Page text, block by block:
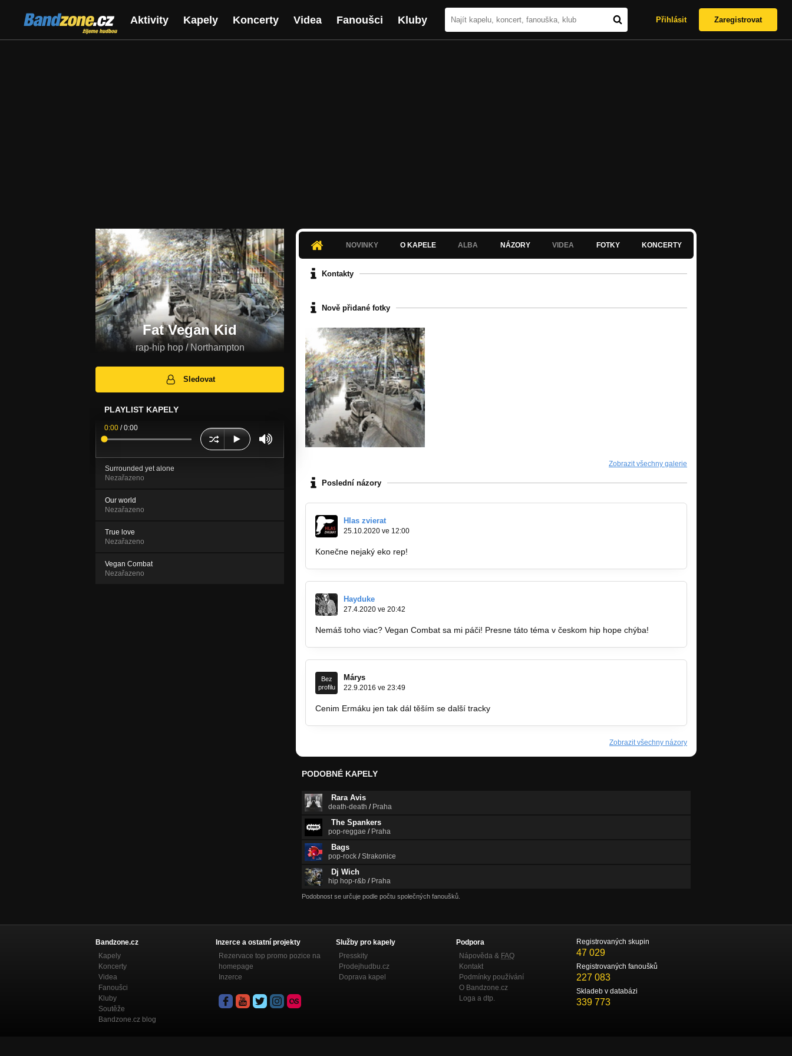
Bandzone.cz
žijeme hudbou
Aktivity Kapely Koncerty Videa Fanoušci Kluby Přihlásit Zaregistrovat
Fat Vegan Kid
rap-hip hop / Northampton
Sledovat
PLAYLIST KAPELY
0:00 /0:00
Surrounded yet alone
Nezařazeno
Our world
Nezařazeno
True love
Nezařazeno
Vegan Combat
Nezařazeno
NOVINKY O KAPELE ALBA NÁZORY VIDEA FOTKY KONCERTY
Kontakty
Nově přidané fotky
Zobrazit všechny galerie
Poslední názory
Hlas zvierat
25.10.2020 ve 12:00
Konečne nejaký eko rep!
Hayduke
27.4.2020 ve 20:42
Nemáš toho viac? Vegan Combat sa mi páči! Presne táto téma v českom hip hope chýba!
Bez
profilu
Márys
22.9.2016 ve 23:49
Cenim Ermáku jen tak dál těším se další tracky
Zobrazit všechny názory
PODOBNÉ KAPELY
Rara Avis
death-death / Praha
The Spankers
pop-reggae / Praha
Bags
pop-rock /Strakonice
Dj Wich
hip hop-r&b / Praha
Podobnost se určuje podle počtu společných fanoušků.
Bandzone.cz
Kapely
Koncerty
Videa
Fanoušci
Kluby
Soutěže
Bandzone.cz blog
Inzerce a ostatní projekty
Rezervace top promo pozice na
homepage
Inzerce
Služby pro kapely
Presskity
Prodejhudbu.cz
Doprava kapel
Podpora
Nápověda & FAQ
Kontakt
Podmínky používání
O Bandzone.cz
Loga a dtp.
Registrovaných skupin
47 029
Registrovaných fanoušků
227 083
Skladeb v databázi
339 773